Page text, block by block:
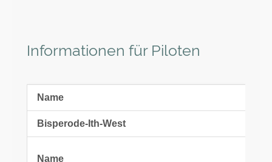
Informationen für Piloten